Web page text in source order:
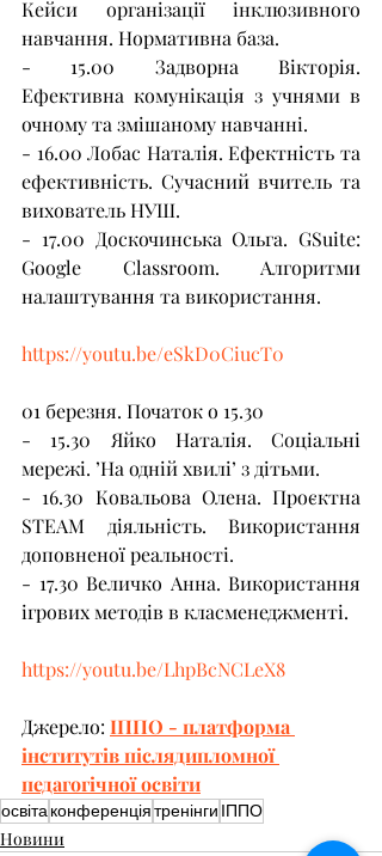
Кейси організації інклюзивного
навчання. Нормативна база.
- 15.00 Задворна Вікторія.
Ефективна комунікація з учнями в
очному та змішаному навчанні.
- 16.00 Лобас Наталія. Ефектність та
ефективність. Сучасний вчитель та
вихователь НУШ.
- 17.00 Доскочинська Ольга. GSuite:
Google Classroom. Алгоритми
налаштування та використання.
https://youtu.be/eSkD0CiucT0
01 березня. Початок о 15.30
- 15.30 Яйко Наталія. Соціальні
мережі. ’На одній хвилі’ з дітьми.
- 16.30 Ковальова Олена. Проєктна
STEAM діяльність. Використання
доповненої реальності.
- 17.30 Величко Анна. Використання
ігрових методів в класменеджменті.
https://youtu.be/LhpBcNCLeX8
Джерело: ІППО - платформа
інститутів післядипломної
педагогічної освіти
освітаконференціятренінги ІППО
Новини